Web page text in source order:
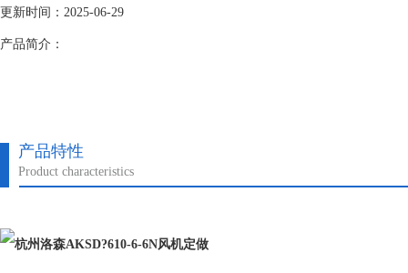
更新时间：2025-06-29
产品简介：
产品特性
Product characteristics